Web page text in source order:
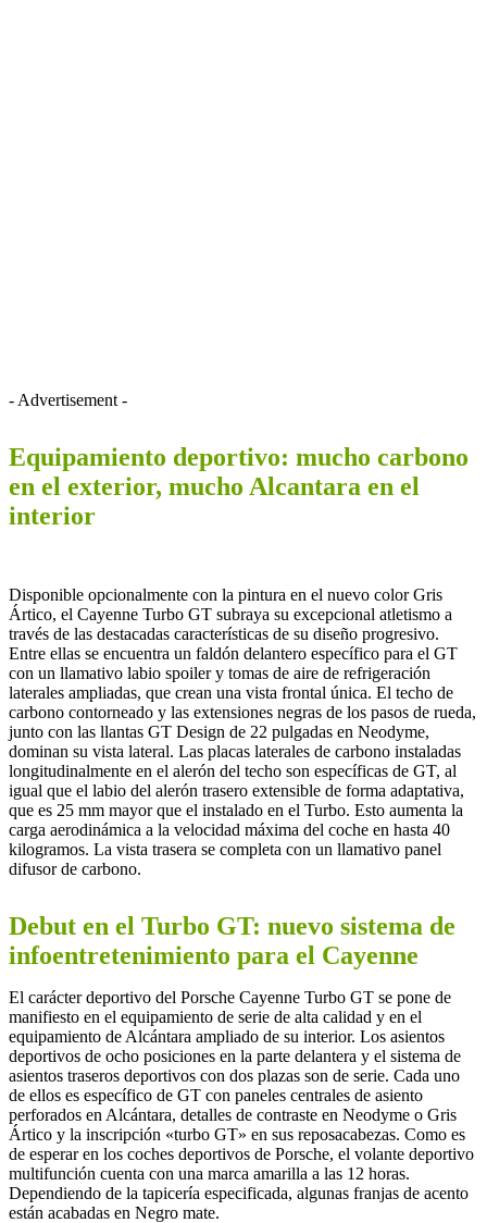
- Advertisement -
Equipamiento deportivo: mucho carbono
en el exterior, mucho Alcantara en el
interior
Disponible opcionalmente con la pintura en el nuevo color Gris
Ártico, el Cayenne Turbo GT subraya su excepcional atletismo a
través de las destacadas características de su diseño progresivo.
Entre ellas se encuentra un faldón delantero específico para el GT
con un llamativo labio spoiler y tomas de aire de refrigeración
laterales ampliadas, que crean una vista frontal única. El techo de
carbono contorneado y las extensiones negras de los pasos de rueda,
junto con las llantas GT Design de 22 pulgadas en Neodyme,
dominan su vista lateral. Las placas laterales de carbono instaladas
longitudinalmente en el alerón del techo son específicas de GT, al
igual que el labio del alerón trasero extensible de forma adaptativa,
que es 25 mm mayor que el instalado en el Turbo. Esto aumenta la
carga aerodinámica a la velocidad máxima del coche en hasta 40
kilogramos. La vista trasera se completa con un llamativo panel
difusor de carbono.
Debut en el Turbo GT: nuevo sistema de
infoentretenimiento para el Cayenne
El carácter deportivo del Porsche Cayenne Turbo GT se pone de
manifiesto en el equipamiento de serie de alta calidad y en el
equipamiento de Alcántara ampliado de su interior. Los asientos
deportivos de ocho posiciones en la parte delantera y el sistema de
asientos traseros deportivos con dos plazas son de serie. Cada uno
de ellos es específico de GT con paneles centrales de asiento
perforados en Alcántara, detalles de contraste en Neodyme o Gris
Ártico y la inscripción «turbo GT» en sus reposacabezas. Como es
de esperar en los coches deportivos de Porsche, el volante deportivo
multifunción cuenta con una marca amarilla a las 12 horas.
Dependiendo de la tapicería especificada, algunas franjas de acento
están acabadas en Negro mate.